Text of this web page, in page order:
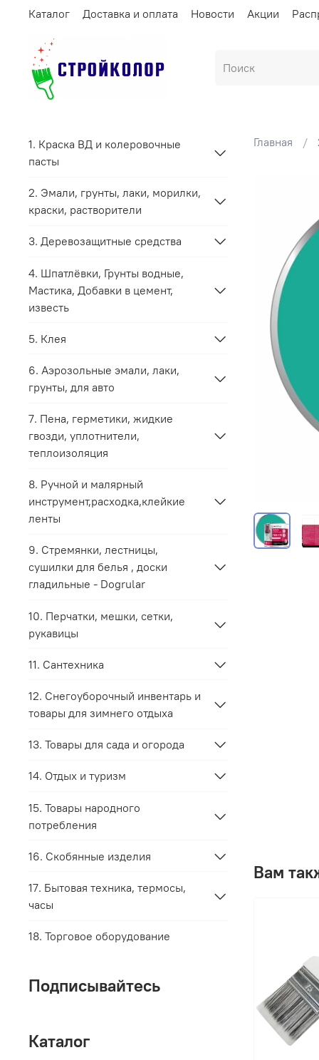
Каталог Доставка и оплата Новости Акции
Главная
Вам
1. Краска ВД и колеровочные
пасты
2. Эмали, грунты, лаки, морилки,
краски, растворители
3. Деревозащитные средства
4. Шпатлёвки, Грунты водные,
Мастика, Добавки в цемент,
известь
5. Клея
6. Аэрозольные эмали, лаки,
грунты, для авто
7. Пена, герметики, жидкие
гвозди, уплотнители,
теплоизоляция
8. Ручной и малярный
инструмент,расходка,клейкие
ленты
9. Стремянки, лестницы,
сушилки для белья , доски
гладильные - Dogrular
10. Перчатки, мешки, сетки,
рукавицы
11. Сантехника
12. Снегоуборочный инвентарь и
товары для зимнего отдыха
13. Товары для сада и огорода
14. Отдых и туризм
15. Товары народного
потребления
16. Скобянные изделия
17. Бытовая техника, термосы,
часы
18. Торговое оборудование
Подписывайтесь
Каталог